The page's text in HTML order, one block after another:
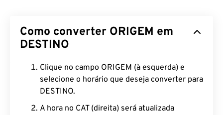
Como converter ORIGEM em
DESTINO
Clique no campo ORIGEM (à esquerda) e
selecione o horário que deseja converter para
DESTINO.
A hora no CAT (direita) será atualizada